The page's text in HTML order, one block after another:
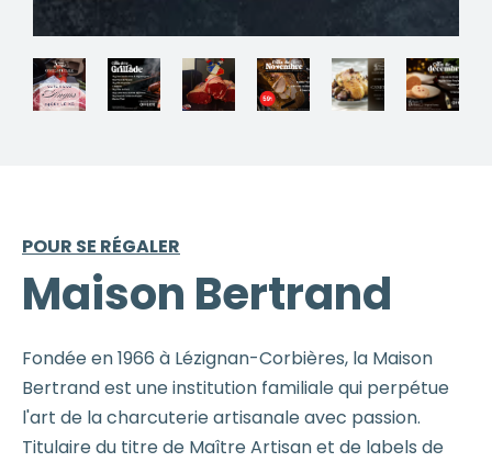
POUR SE RÉGALER
Maison Bertrand
Fondée en 1966 à Lézignan-Corbières, la Maison
Bertrand est une institution familiale qui perpétue
l'art de la charcuterie artisanale avec passion.
Titulaire du titre de Maître Artisan et de labels de